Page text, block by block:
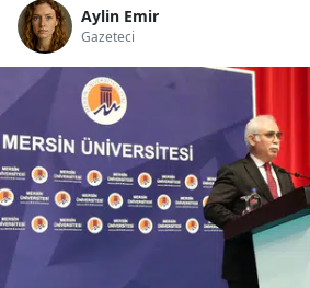
Aylin Emir
Gazeteci